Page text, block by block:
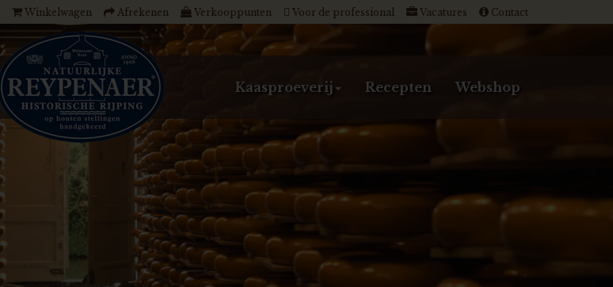
Winkelwagen Afrekenen Verkooppunten Voor de professional Vacatures Contact
Webshop
Recepten
Kaasproeverij